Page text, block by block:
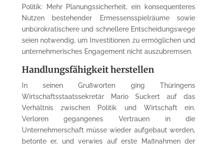
Politik: Mehr Planungssicherheit, ein konsequenteres
Nutzen bestehender Ermessensspielräume sowie
unbürokratischere und schnellere Entscheidungswege
seien notwendig, um Investitionen zu ermöglichen und
unternehmerisches Engagement nicht auszubremsen.
Handlungsfähigkeit herstellen
In seinen Grußworten ging Thüringens
Wirtschaftsstaatssekretär Mario Suckert auf das
Verhältnis zwischen Politik und Wirtschaft ein.
Verloren gegangenes Vertrauen in die
Unternehmerschaft müsse wieder aufgebaut werden,
betonte er, und verwies auf erste Maßnahmen der